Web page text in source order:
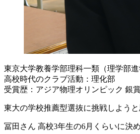
東京大学教養学部理科一類（理学部進
高校時代のクラブ活動：理化部
受賞歴：アジア物理オリンピック 銀
東大の学校推薦型選抜に挑戦しよう
冨田さん 高校3年生の6月くらいに決